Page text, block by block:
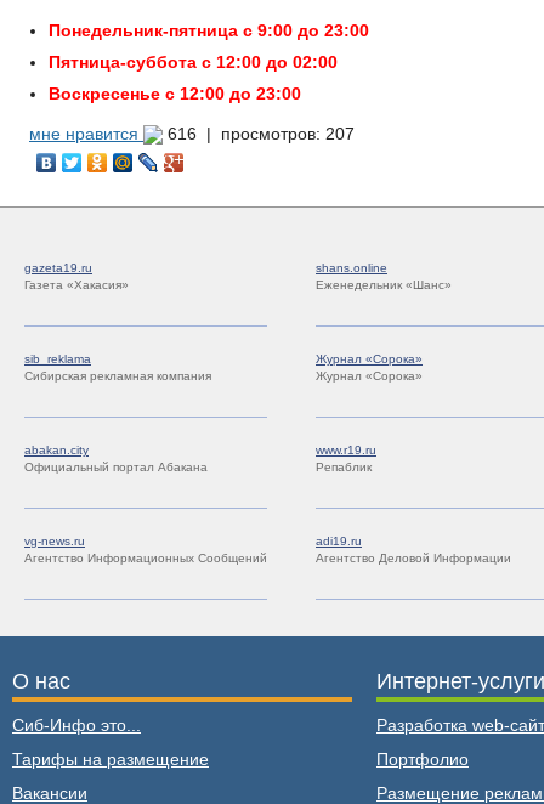
Понедельник-пятница с 9:00 до 23:00
Пятница-суббота с 12:00 до 02:00
Воскресенье с 12:00 до 23:00
мне нравится 616 | просмотров: 207
gazeta19.ru
Газета «Хакасия»
shans.online
Еженедельник «Шанс»
sib_reklama
Сибирская рекламная компания
Журнал «Сорока»
Журнал «Сорока»
abakan.city
Официальный портал Абакана
www.r19.ru
Репаблик
vg-news.ru
Агентство Информационных Сообщений
adi19.ru
Агентство Деловой Информации
О нас
Сиб-Инфо это...
Тарифы на размещение
Вакансии
Интернет-услуги
Разработка web-
Портфолио
Размещение